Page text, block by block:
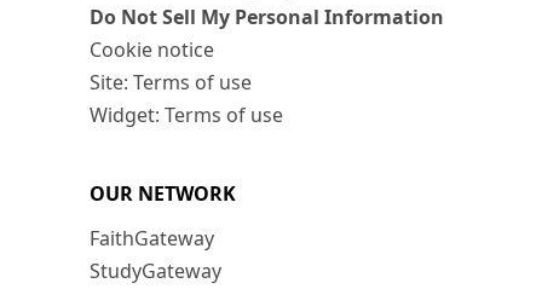
Do Not Sell My Personal Information
Cookie notice
Site: Terms of use
Widget: Terms of use
OUR NETWORK
FaithGateway
StudyGateway